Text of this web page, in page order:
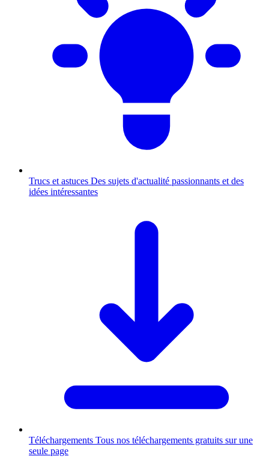
Trucs et astuces Des sujets d'actualité passionnants et des
idées intéressantes
Téléchargements Tous nos téléchargements gratuits sur une
seule page